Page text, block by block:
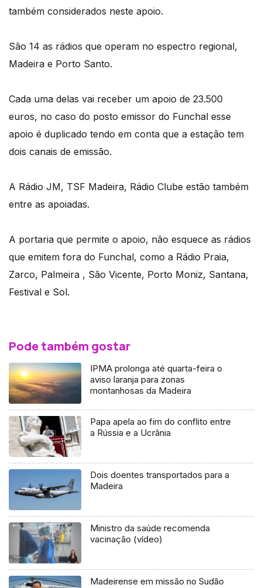
também considerados neste apoio.
São 14 as rádios que operam no espectro regional,
Madeira e Porto Santo.
Cada uma delas vai receber um apoio de 23.500
euros, no caso do posto emissor do Funchal esse
apoio é duplicado tendo em conta que a estação tem
dois canais de emissão.
A Rádio JM, TSF Madeira, Rádio Clube estão também
entre as apoiadas.
A portaria que permite o apoio, não esquece as rádios
que emitem fora do Funchal, como a Rádio Praia,
Zarco, Palmeira , São Vicente, Porto Moniz, Santana,
Festival e Sol.
Pode também gostar
IPMA prolonga até quarta-feira o
aviso laranja para zonas
montanhosas da Madeira
Papa apela ao fim do conflito entre
a Rússia e a Ucrânia
Dois doentes transportados para a
Madeira
Ministro da saúde recomenda
vacinação (vídeo)
Madeirense em missão no Sudão